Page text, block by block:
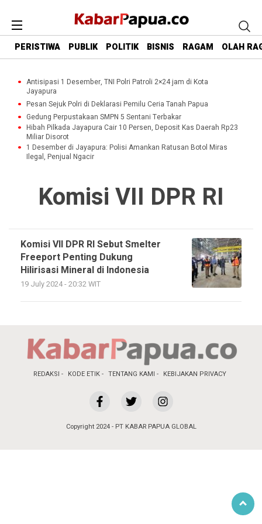
PERISTIWA PUBLIK POLITIK BISNIS RAGAM OLAH
Antisipasi 1 Desember, TNI Polri Patroli 2×24 jam di Kota
Jayapura
Pesan Sejuk Polri di Deklarasi Pemilu Ceria Tanah Papua
Gedung Perpustakaan SMPN 5 Sentani Terbakar
Hibah Pilkada Jayapura Cair 10 Persen, Deposit Kas Daerah Rp23
Miliar Disorot
1 Desember di Jayapura: Polisi Amankan Ratusan Botol Miras
Ilegal, Penjual Ngacir
Komisi VII DPR RI
Komisi VII DPR RI Sebut Smelter
Freeport Penting Dukung
Hilirisasi Mineral di Indonesia
19 July 2024 - 20:32 WIT
REDAKSI KODE ETIK TENTANG KAMI KEBIJAKAN PRIVACY
Copyright 2024 - PT KABAR PAPUA GLOBAL